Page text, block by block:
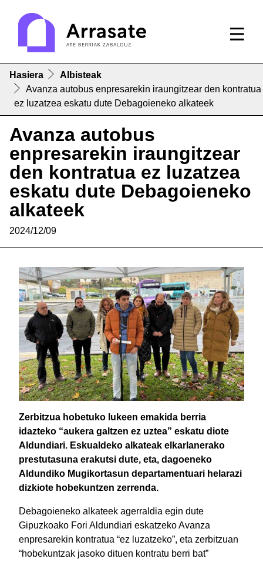
Hasiera
Albisteak
Avanza autobus enpresarekin iraungitzear den kontratua
ez luzatzea eskatu dute Debagoieneko alkateek
Avanza autobus
enpresarekin iraungitzear
den kontratua ez luzatzea
eskatu dute Debagoieneko
alkateek
2024/12/09
Zerbitzua hobetuko lukeen emakida berria
idazteko “aukera galtzen ez uztea” eskatu diote
Aldundiari. Eskualdeko alkateak elkarlanerako
prestutasuna erakutsi dute, eta, dagoeneko
Aldundiko Mugikortasun departamentuari helarazi
dizkiote hobekuntzen zerrenda.
Debagoieneko alkateek agerraldia egin dute
Gipuzkoako Fori Aldundiari eskatzeko Avanza
enpresarekin kontratua “ez luzatzeko”, eta zerbitzuan
“hobekuntzak jasoko dituen kontratu berri bat”